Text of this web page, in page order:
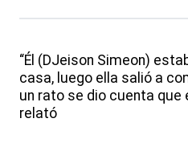
“Él (DJeison Simeon)
casa, luego ella salió a
un rato se dio cuenta que
relató